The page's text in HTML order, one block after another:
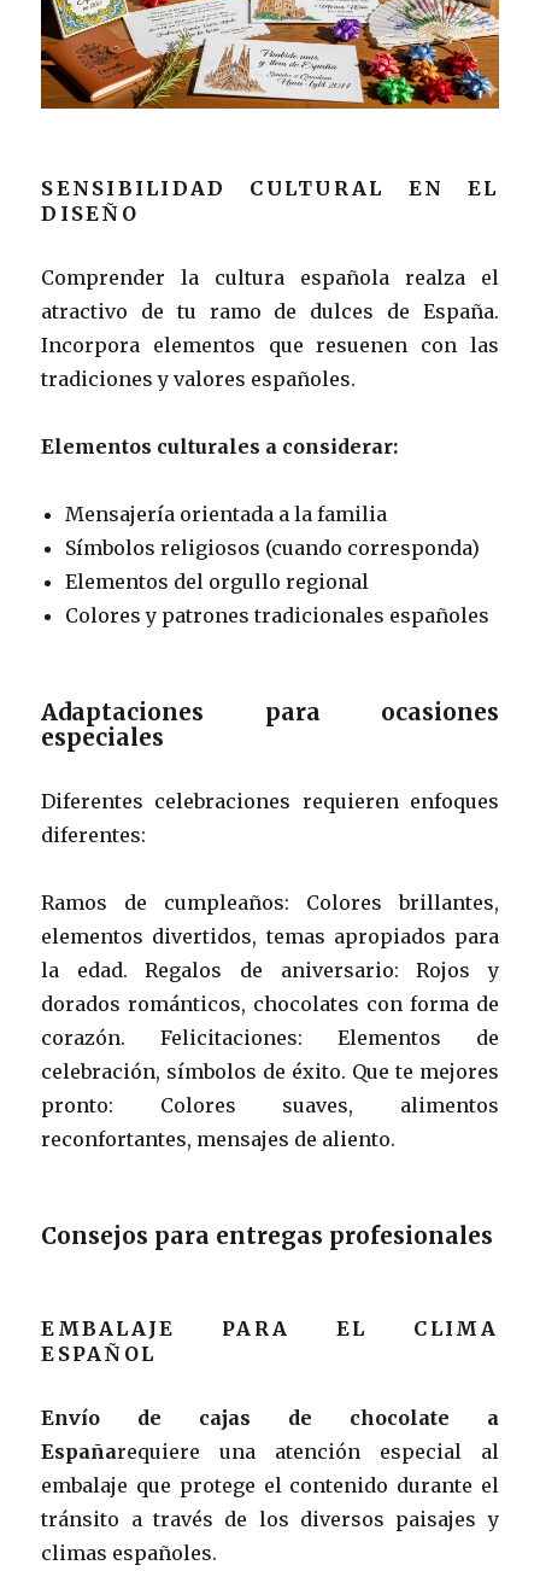
SENSIBILIDAD CULTURAL EN EL
DISEÑO
Comprender la cultura española realza el
atractivo de tu ramo de dulces de España.
Incorpora elementos que resuenen con las
tradiciones y valores españoles.
Elementos culturales a considerar:
Mensajería orientada a la familia
Símbolos religiosos (cuando corresponda)
Elementos del orgullo regional
Colores y patrones tradicionales españoles
Adaptaciones para ocasiones
especiales
Diferentes celebraciones requieren enfoques
diferentes:
Ramos de cumpleaños: Colores brillantes,
elementos divertidos, temas apropiados para
la edad. Regalos de aniversario: Rojos y
dorados románticos, chocolates con forma de
corazón. Felicitaciones: Elementos de
celebración, símbolos de éxito. Que te mejores
pronto: Colores suaves, alimentos
reconfortantes, mensajes de aliento.
Consejos para entregas profesionales
EMBALAJE PARA EL CLIMA
ESPAÑOL
Envío de cajas de chocolate a
Españarequiere una atención especial al
embalaje que protege el contenido durante el
tránsito a través de los diversos paisajes y
climas españoles.